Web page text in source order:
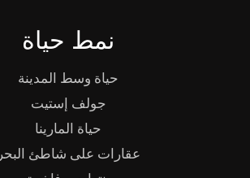
نمط حياة
حياة وسط المدينة
جولف إستيت
حياة المارينا
عقارات على شاطئ البحر